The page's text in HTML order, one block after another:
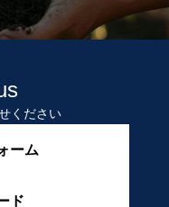
ください
ーム
ド